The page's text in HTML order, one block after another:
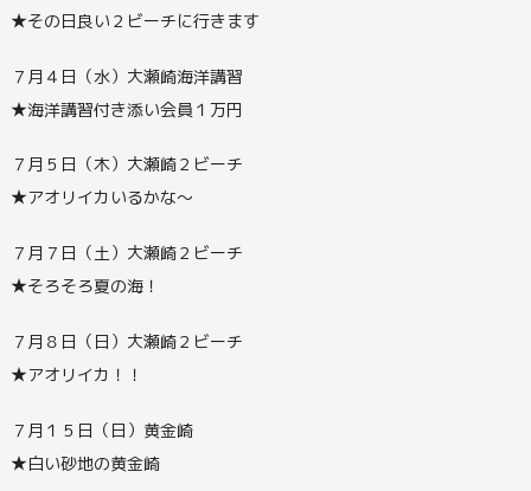
★その日良い２ビーチに行きます
７月４日（水）大瀬崎海洋講習
★海洋講習付き添い会員１万円
７月５日（木）大瀬崎２ビーチ
★アオリイカいるかな～
７月７日（土）大瀬崎２ビーチ
★そろそろ夏の海！
７月８日（日）大瀬崎２ビーチ
★アオリイカ！！
７月１５日（日）黄金崎
★白い砂地の黄金崎